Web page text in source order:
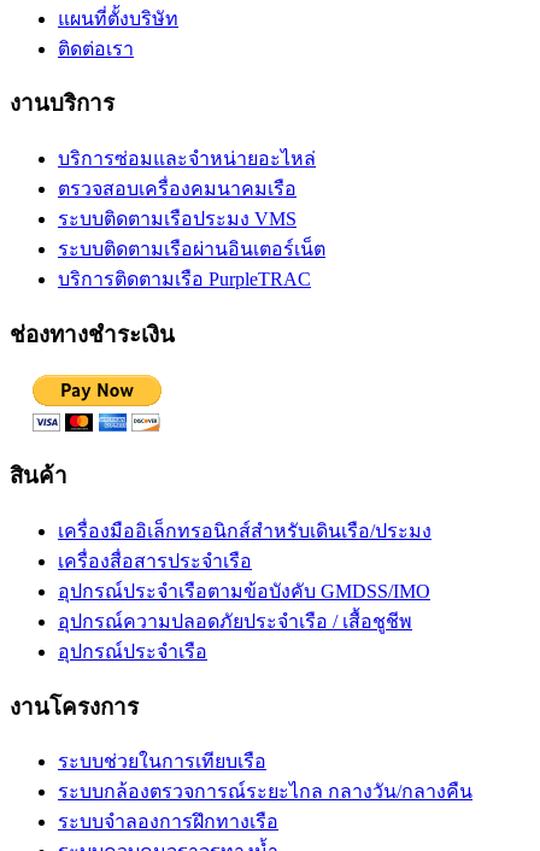
แผนที่ตั้งบริษัท
ติดต่อเรา
งานบริการ
บริการซ่อมและจำหน่ายอะไหล่
ตรวจสอบเครื่องคมนาคมเรือ
ระบบติดตามเรือประมง VMS
ระบบติดตามเรือผ่านอินเตอร์เน็ต
บริการติดตามเรือ PurpleTRAC
ช่องทางชำระเงิน
สินค้า
เครื่องมืออิเล็กทรอนิกส์สำหรับเดินเรือ/ประมง
เครื่องสื่อสารประจำเรือ
อุปกรณ์ประจำเรือตามข้อบังคับ GMDSS/IMO
อุปกรณ์ความปลอดภัยประจำเรือ / เสื้อชูชีพ
อุปกรณ์ประจำเรือ
งานโครงการ
ระบบช่วยในการเทียบเรือ
ระบบกล้องตรวจการณ์ระยะไกล กลางวัน/กลางคืน
ระบบจำลองการฝึกทางเรือ